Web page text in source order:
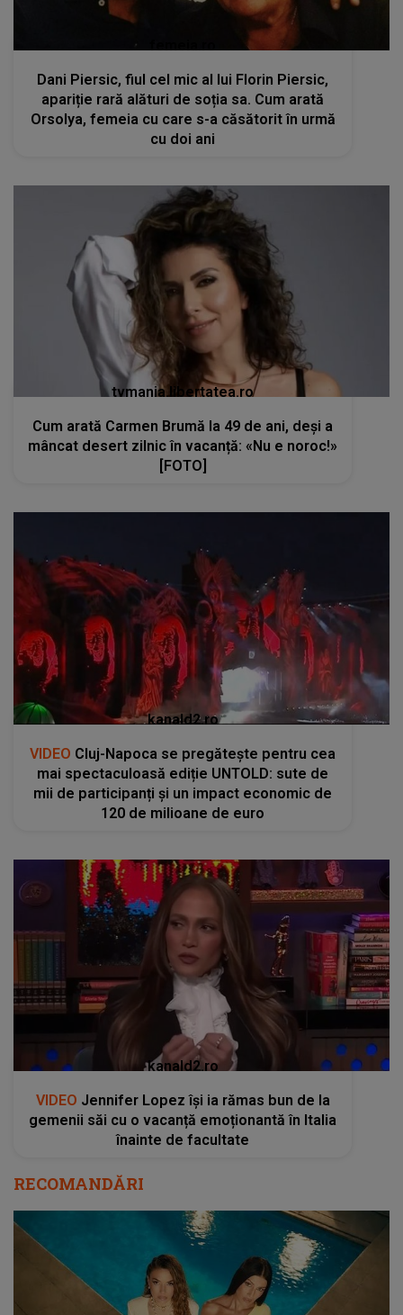
Dani Piersic, fiul cel mic al lui Florin Piersic,
apariție rară alături de soția sa. Cum arată
Orsolya, femeia cu care s-a căsătorit în urmă
cu doi ani
tvmania.libertatea.ro
Cum arată Carmen Brumă la 49 de ani, deși a
mâncat desert zilnic în vacanță: «Nu e noroc!»
[FOTO]
kanald2.ro
VIDEO Cluj-Napoca se pregătește pentru cea
mai spectaculoasă ediție UNTOLD: sute de
mii de participanți și un impact economic de
120 de milioane de euro
kanald2.ro
VIDEO Jennifer Lopez își ia rămas bun de la
gemenii săi cu o vacanță emoționantă în Italia
înainte de facultate
RECOMANDĂRI